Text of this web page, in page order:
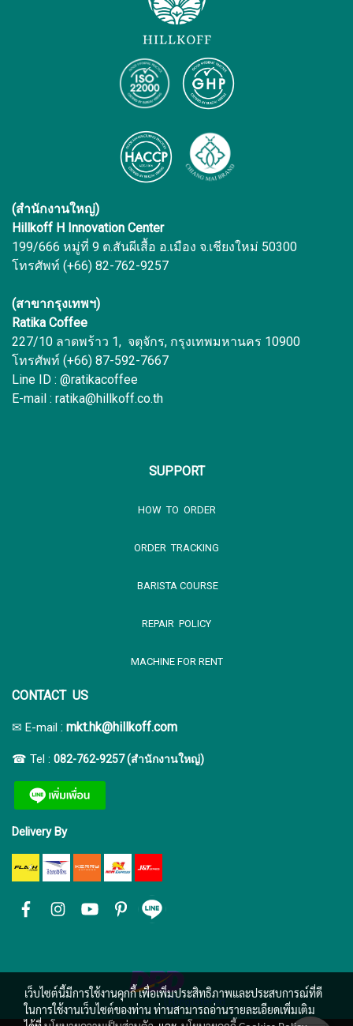
(สำนักงานใหญ่)
Hillkoff H Innovation Center
199/666 หมู่ที่ 9 ต.สันผีเสื้อ อ.เมือง จ.เชียงใหม่ 50300
โทรศัพท์ (+66) 82-762-9257
(สาขากรุงเทพฯ)
Ratika Coffee
227/10 ลาดพร้าว 1, จตุจักร, กรุงเทพมหานคร 10900
โทรศัพท์ (+66) 87-592-7667
Line ID : @ratikacoffee
E-mail : ratika@hillkoff.co.th
SUPPORT
HOW TO ORDER
ORDER TRACKING
BARISTA COURSE
REPAIR POLICY
MACHINE FOR RENT
CONTACT US
✉ E-mail : mkt.hk@hillkoff.com
☎ Tel : 082-762-9257 (สำนักงานใหญ่)
Delivery By
เว็บไซต์นี้มีการใช้งานคุกกี้ เพื่อเพิ่มประสิทธิภาพและประสบการณ์ที่ดี
ในการใช้งานเว็บไซต์ของท่าน ท่านสามารถอ่านรายละเอียดเพิ่มเติม